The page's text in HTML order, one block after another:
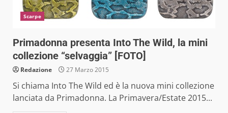
Scarpe
Primadonna presenta Into The Wild, la mini
collezione “selvaggia” [FOTO]
Redazione 27 Marzo 2015
Si chiama Into The Wild ed è la nuova mini collezione
lanciata da Primadonna. La Primavera/Estate 2015...